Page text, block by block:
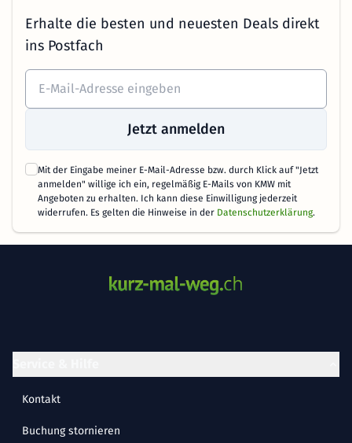
Erhalte die besten und neuesten Deals direkt
ins Postfach
Jetzt anmelden
Mit der Eingabe meiner E-Mail-Adresse bzw. durch Klick auf "Jetzt
anmelden" willige ich ein, regelmäßig E-Mails von KMW mit
Angeboten zu erhalten. Ich kann diese Einwilligung jederzeit
widerrufen. Es gelten die Hinweise in der Datenschutzerklärung.
Kontakt
Buchung stornieren